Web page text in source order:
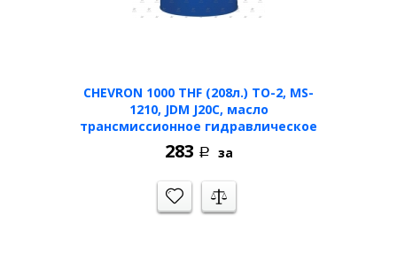
CHEVRON 1000 THF (208л.) TO-2, MS-
1210, JDM J20C, масло
трансмиссионное гидравлическое
283 Р за